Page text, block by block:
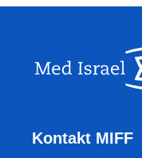
Kontakt MIFF